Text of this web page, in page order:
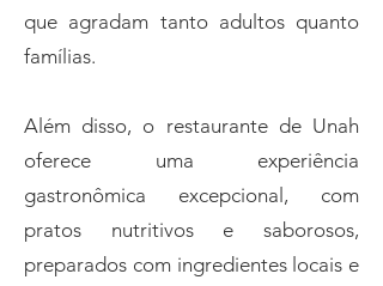
que agradam tanto adultos quanto
famílias.
Além disso, o restaurante de Unah
oferece uma experiência
gastronômica excepcional, com
pratos nutritivos e saborosos,
preparados com ingredientes locais e